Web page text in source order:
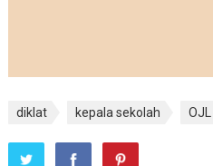
diklat kepala sekolah OJL